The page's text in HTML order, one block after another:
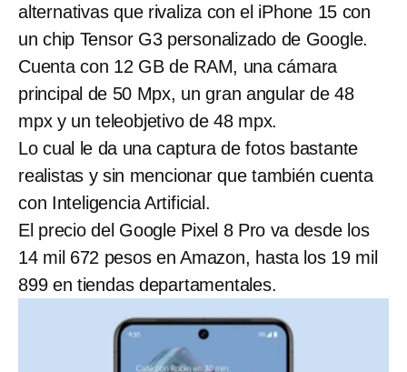
alternativas que rivaliza con el iPhone 15 con
un chip Tensor G3 personalizado de Google.
Cuenta con 12 GB de RAM, una cámara
principal de 50 Mpx, un gran angular de 48
mpx y un teleobjetivo de 48 mpx.
Lo cual le da una captura de fotos bastante
realistas y sin mencionar que también cuenta
con Inteligencia Artificial.
El precio del Google Pixel 8 Pro va desde los
14 mil 672 pesos en Amazon, hasta los 19 mil
899 en tiendas departamentales.